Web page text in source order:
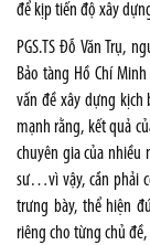
để kịp tiến độ xây
PGS.TS Đỗ Văn Trụ,
Bảo tàng Hồ Chí
vấn đề xây dựng
mạnh rằng, kết quả
chuyên gia của nhiều
sư…vì vậy, cần phải
trưng bày, thể hiện
riêng cho từng chủ đề,